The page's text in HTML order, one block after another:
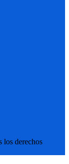
derechos